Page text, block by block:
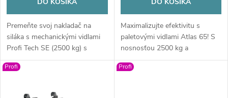
u
k
t
u
k
t
Premeňte svoj nakladač na
siláka s mechanickými vidlami
Profi Tech SE (2500 kg) s
uchytením Atlas 35. Masívny
rám a nastaviteľné lyžiny
manipuláciu s paletami.
Maximalizujte efektivitu s
paletovými vidlami Atlas 65! S
nosnosťou 2500 kg a
robustnou mechanickou
konštrukciou sú stvorené pre
Profi Profi